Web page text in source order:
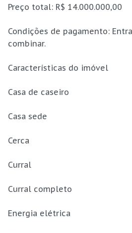
Preço total: R$ 14.000.000,00
Condições de pagamento:
combinar.
Características do imóvel
Casa de caseiro
Casa sede
Cerca
Curral
Curral completo
Energia elétrica